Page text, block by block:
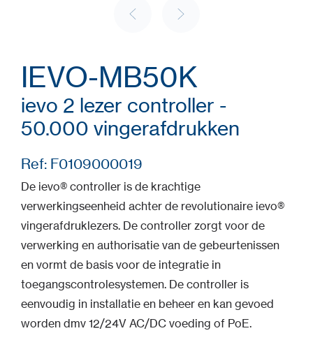
IEVO-MB50K
ievo 2 lezer controller -
50.000 vingerafdrukken
Ref: F0109000019
De ievo® controller is de krachtige
verwerkingseenheid achter de revolutionaire ievo®
vingerafdruklezers. De controller zorgt voor de
verwerking en authorisatie van de gebeurtenissen
en vormt de basis voor de integratie in
toegangscontrolesystemen. De controller is
eenvoudig in installatie en beheer en kan gevoed
worden dmv 12/24V AC/DC voeding of PoE.